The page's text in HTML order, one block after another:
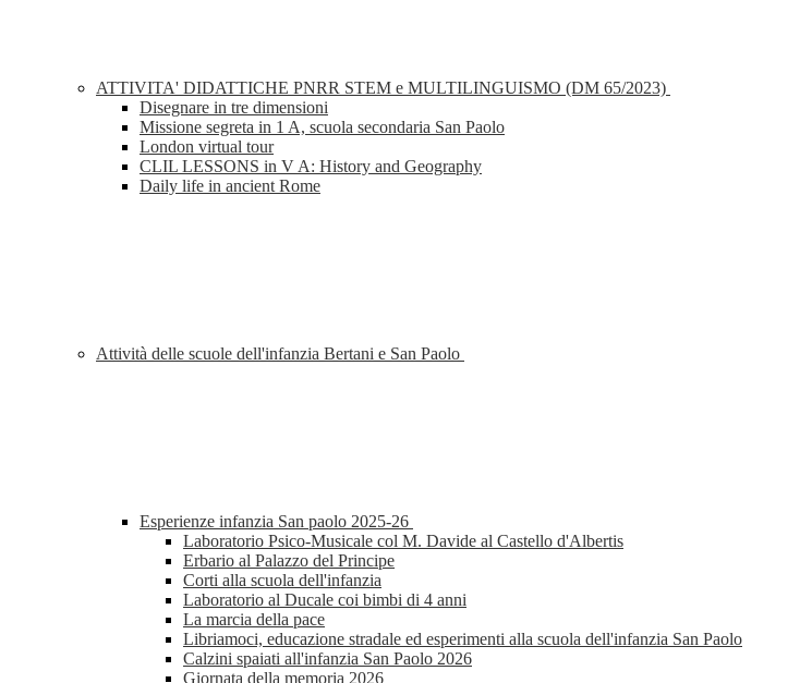
ATTIVITA' DIDATTICHE PNRR STEM e MULTILINGUISMO (DM 65/2023)
Disegnare in tre dimensioni
Missione segreta in 1 A, scuola secondaria San Paolo
London virtual tour
CLIL LESSONS in V A: History and Geography
Daily life in ancient Rome
Attività delle scuole dell'infanzia Bertani e San Paolo
Esperienze infanzia San paolo 2025-26
Laboratorio Psico-Musicale col M. Davide al Castello d'Albertis
Erbario al Palazzo del Principe
Corti alla scuola dell'infanzia
Laboratorio al Ducale coi bimbi di 4 anni
La marcia della pace
Libriamoci, educazione stradale ed esperimenti alla scuola dell'infanzia San Paolo
Calzini spaiati all'infanzia San Paolo 2026
Giornata della memoria 2026